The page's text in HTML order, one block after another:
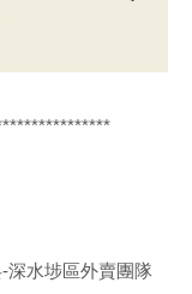
深水埗區外賣團隊